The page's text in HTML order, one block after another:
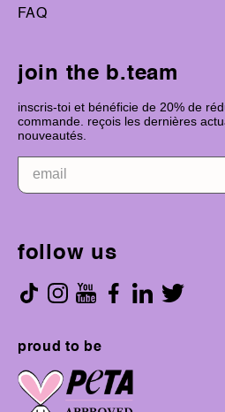
FAQ
join the b.team
inscris-toi et bénéficie de 20% de
commande. reçois les dernières
nouveautés.
follow us
proud to be